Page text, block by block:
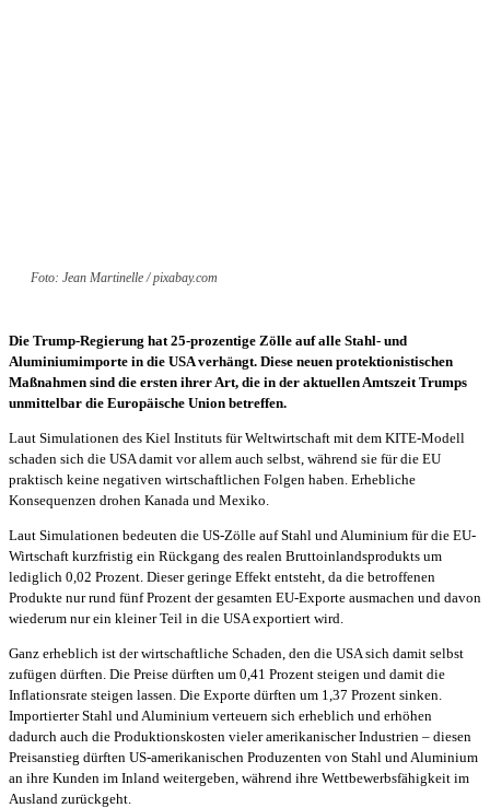
Foto: Jean Martinelle / pixabay.com
Die Trump-Regierung hat 25-prozentige Zölle auf alle Stahl- und
Aluminiumimporte in die USA verhängt. Diese neuen protektionistischen
Maßnahmen sind die ersten ihrer Art, die in der aktuellen Amtszeit Trumps
unmittelbar die Europäische Union betreffen.
Laut Simulationen des Kiel Instituts für Weltwirtschaft mit dem KITE-Modell
schaden sich die USA damit vor allem auch selbst, während sie für die EU
praktisch keine negativen wirtschaftlichen Folgen haben. Erhebliche
Konsequenzen drohen Kanada und Mexiko.
Laut Simulationen bedeuten die US-Zölle auf Stahl und Aluminium für die EU-
Wirtschaft kurzfristig ein Rückgang des realen Bruttoinlandsprodukts um
lediglich 0,02 Prozent. Dieser geringe Effekt entsteht, da die betroffenen
Produkte nur rund fünf Prozent der gesamten EU-Exporte ausmachen und davon
wiederum nur ein kleiner Teil in die USA exportiert wird.
Ganz erheblich ist der wirtschaftliche Schaden, den die USA sich damit selbst
zufügen dürften. Die Preise dürften um 0,41 Prozent steigen und damit die
Inflationsrate steigen lassen. Die Exporte dürften um 1,37 Prozent sinken.
Importierter Stahl und Aluminium verteuern sich erheblich und erhöhen
dadurch auch die Produktionskosten vieler amerikanischer Industrien – diesen
Preisanstieg dürften US-amerikanischen Produzenten von Stahl und Aluminium
an ihre Kunden im Inland weitergeben, während ihre Wettbewerbsfähigkeit im
Ausland zurückgeht.